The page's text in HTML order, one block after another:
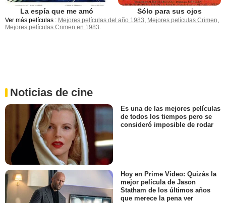
La espía que me amó Sólo para sus ojos
Ver más películas : Mejores películas del año 1983 Mejores películas Crimen
Mejores películas Crimen en 1983
Noticias de cine
Es una de las mejores películas
de todos los tiempos pero se
consideró imposible de rodar
Hoy en Prime Video: Quizás la
mejor película de Jason
Statham de los últimos años
que merece la pena ver